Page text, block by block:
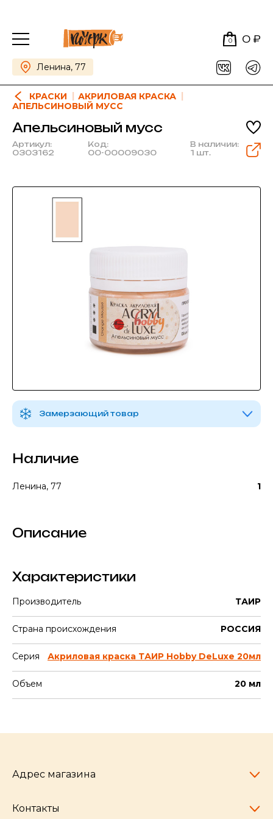
0 0 ₽
Ленина, 77
КРАСКИ
АКРИЛОВАЯ КРАСКА
АПЕЛЬСИНОВЫЙ МУСС
Апельсиновый мусс
Артикул:
0303162
Код:
00-00009030
В наличии:
1 шт.
Замерзающий товар
Наличие
Ленина, 77 1
Описание
Характеристики
Производитель ТАИР
Страна происхождения РОССИЯ
Серия Акриловая краска ТАИР Hobby DeLuxe 20мл
Объем 20 мл
Адрес магазина
Челябинск,
Контакты